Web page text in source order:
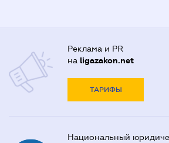
Реклама и PR
на ligazakon.net
ТАРИФЫ
Национальный